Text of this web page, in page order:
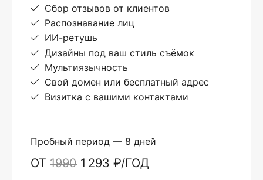
Сбор отзывов от клиентов
Распознавание лиц
ИИ-ретушь
Дизайны под ваш стиль съёмок
Мультиязычность
Свой домен или бесплатный адрес
Визитка с вашими контактами
Пробный период — 8 дней
ОТ 1990 1 293 ₽/ГОД